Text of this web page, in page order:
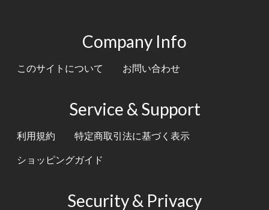
Company Info
このサイトについて お問い合わせ
Service & Support
利用規約 特定商取引法に基づく表示
ショッピングガイド
Security & Privacy